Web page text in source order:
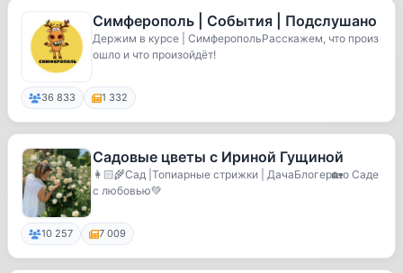
Симферополь | События | Подслушано
Держим в курсе | СимферопольРасскажем, что произ
ошло и что произойдёт!
36 833 1 332
Садовые цветы с Ириной Гущиной
👩🏻‍🌾Сад |Топиарные стрижки | ДачаБлогер🏡о Саде
с любовью💚
10 257 7 009